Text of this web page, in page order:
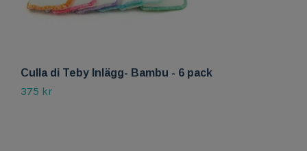
Culla di Teby Inlägg- Bambu - 6 pack
375 kr